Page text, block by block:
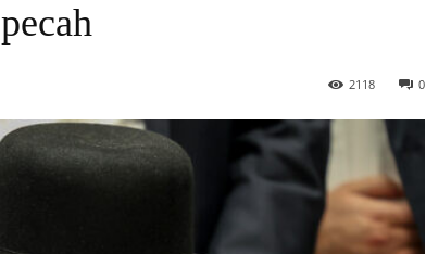
0
2118